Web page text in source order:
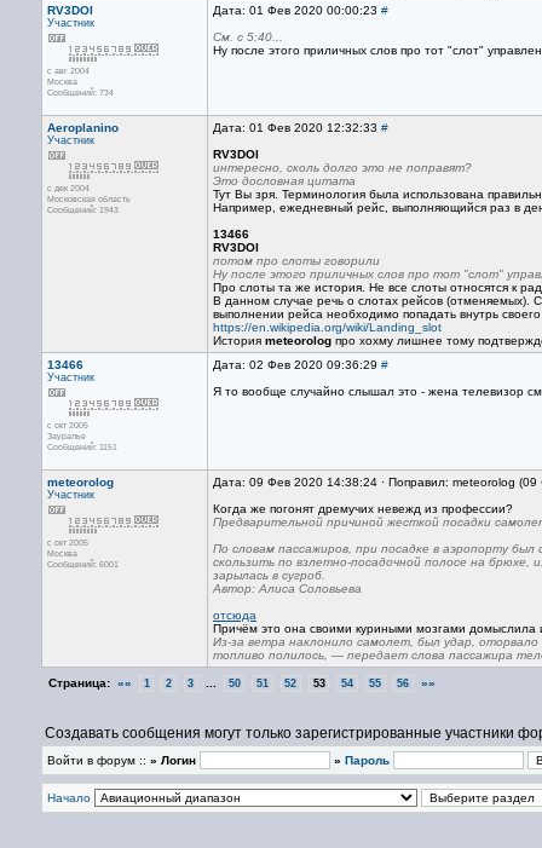
RV3DOI
Участник
с авг 2004
Москва
Сообщений: 734
Дата: 01 Фев 2020 00:00:23 #
См. с 5:40...
Ну после этого приличных слов про тот "слот"
Aeroplanino
Участник
с дек 2004
Московская область
Сообщений: 1943
Дата: 01 Фев 2020 12:32:33 #
RV3DOI
интересно, сколь долго это не поправят?
Это дословная цитата
Тут Вы зря. Терминология была использована
Например, ежедневный рейс, выполняющийся раз в
13466
RV3DOI
потом про слоты говорили
Ну после этого приличных слов про тот "слот"
Про слоты та же история. Не все слоты относятся к
В данном случае речь о слотах рейсов (отменяемых).
выполнении рейса необходимо попадать внутрь
https://en.wikipedia.org/wiki/Landing_slot
История meteorolog про хохму лишнее тому
13466
Участник
с окт 2005
Зауралье
Сообщений: 1151
Дата: 02 Фев 2020 09:36:29 #
Я то вообще случайно слышал это - жена телевизор
meteorolog
Участник
с окт 2005
Москва
Сообщений: 6001
Дата: 09 Фев 2020 14:38:24 · Поправил: meteorolog
Когда же погонят дремучих невежд из профессии?
Предварительной причиной жесткой посадки
По словам пассажиров, при посадке в аэропорту
скользить по взлетно-посадочной полосе на брюхе,
зарылась в сугроб.
Автор: Алиса Соловьева
отсюда
Причём это она своими куриными мозгами домыслила
Из-за ветра наклонило самолет, был удар,
топливо полилось, — передает слова пассажира
Страница: «« 1 2 3 50 51 52 53 54 55 56 »»
Создавать сообщения могут только зарегистрированные участники
Войти в форум :: » Логин » Пароль
Начало